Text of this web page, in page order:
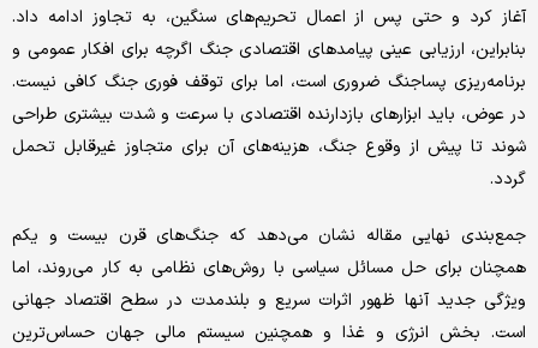
آغاز کرد و حتی پس از اعمال تحریم‌های سنگین، به تجاوز ادامه داد.
بنابراین، ارزیابی عینی پیامدهای اقتصادی جنگ اگرچه برای افکار عمومی و
برنامه‌ریزی پساجنگ ضروری است، اما برای توقف فوری جنگ کافی نیست.
در عوض، باید ابزارهای بازدارنده اقتصادی با سرعت و شدت بیشتری طراحی
شوند تا پیش از وقوع جنگ، هزینه‌های آن برای متجاوز غیرقابل تحمل
گردد.
جمع‌بندی نهایی مقاله نشان می‌دهد که جنگ‌های قرن بیست و یکم
همچنان برای حل مسائل سیاسی با روش‌های نظامی به کار می‌روند، اما
ویژگی جدید آنها ظهور اثرات سریع و بلندمدت در سطح اقتصاد جهانی
است. بخش انرژی و غذا و همچنین سیستم مالی جهان حساس‌ترین